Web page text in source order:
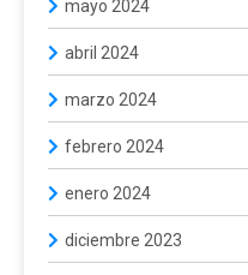
mayo 2024
abril 2024
marzo 2024
febrero 2024
enero 2024
diciembre 2023